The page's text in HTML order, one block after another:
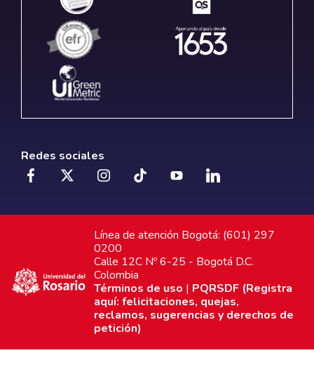
Redes sociales
Línea de atención Bogotá: (601) 297
0200
Calle 12C Nº 6-25 - Bogotá D.C.
Colombia
Términos de uso | PQRSDF (Registra
aquí: felicitaciones, quejas,
reclamos, sugerencias y derechos de
petición)